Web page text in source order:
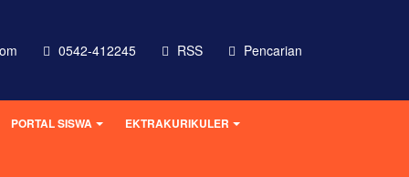
0542-412245 RSS Pencarian
PORTAL SISWA EKTRAKURIKULER